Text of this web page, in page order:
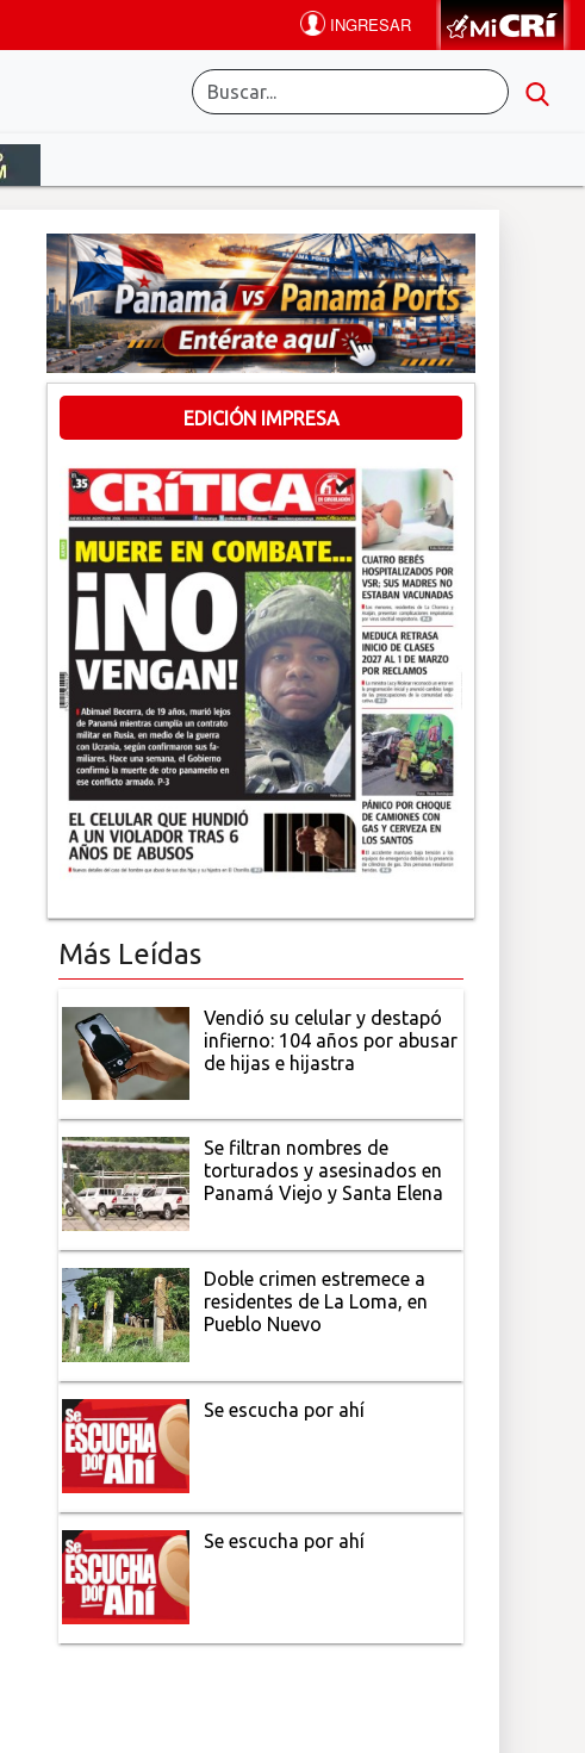
EDICIÓN IMPRESA
Más Leídas
Vendió su celular y destapó
infierno: 104 años por abusar
de hijas e hijastra
Se filtran nombres de
torturados y asesinados en
Panamá Viejo y Santa Elena
Doble crimen estremece a
residentes de La Loma, en
Pueblo Nuevo
Se escucha por ahí
Se escucha por ahí